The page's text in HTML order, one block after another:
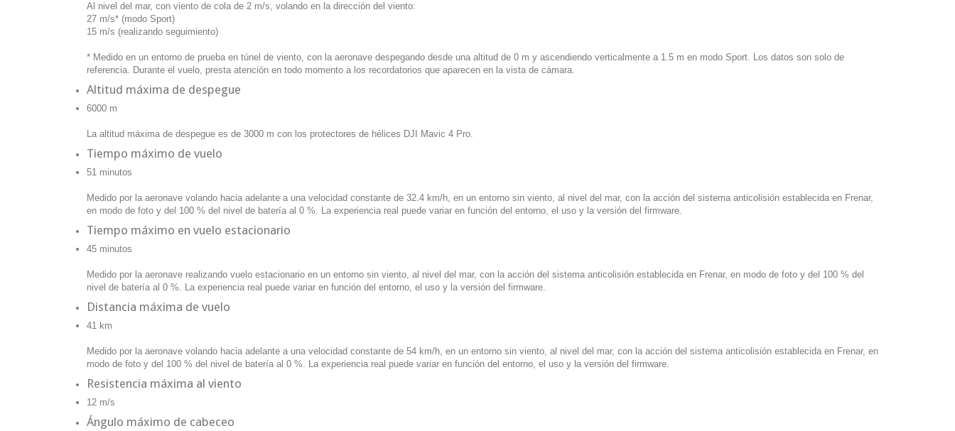
Al nivel del mar, con viento de cola de 2 m/s, volando en la dirección del viento:
27 m/s* (modo Sport)
15 m/s (realizando seguimiento)
* Medido en un entorno de prueba en túnel de viento, con la aeronave despegando desde una altitud de 0 m y ascendiendo verticalmente a 1.5 m en modo Sport. Los datos son solo de
referencia. Durante el vuelo, presta atención en todo momento a los recordatorios que aparecen en la vista de cámara.
Altitud máxima de despegue
6000 m
La altitud máxima de despegue es de 3000 m con los protectores de hélices DJI Mavic 4 Pro.
Tiempo máximo de vuelo
51 minutos
Medido por la aeronave volando hacia adelante a una velocidad constante de 32.4 km/h, en un entorno sin viento, al nivel del mar, con la acción del sistema anticolisión establecida en Frenar,
en modo de foto y del 100 % del nivel de batería al 0 %. La experiencia real puede variar en función del entorno, el uso y la versión del firmware.
Tiempo máximo en vuelo estacionario
45 minutos
Medido por la aeronave realizando vuelo estacionario en un entorno sin viento, al nivel del mar, con la acción del sistema anticolisión establecida en Frenar, en modo de foto y del 100 % del
nivel de batería al 0 %. La experiencia real puede variar en función del entorno, el uso y la versión del firmware.
Distancia máxima de vuelo
41 km
Medido por la aeronave volando hacia adelante a una velocidad constante de 54 km/h, en un entorno sin viento, al nivel del mar, con la acción del sistema anticolisión establecida en Frenar, en
modo de foto y del 100 % del nivel de batería al 0 %. La experiencia real puede variar en función del entorno, el uso y la versión del firmware.
Resistencia máxima al viento
12 m/s
Ángulo máximo de cabeceo